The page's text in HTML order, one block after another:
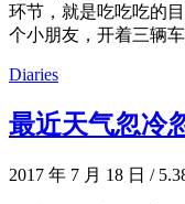
环节，就是吃吃吃的
个小朋友，开着三辆
Diaries
最近天气忽冷
2017 年 7 月 18 日 /